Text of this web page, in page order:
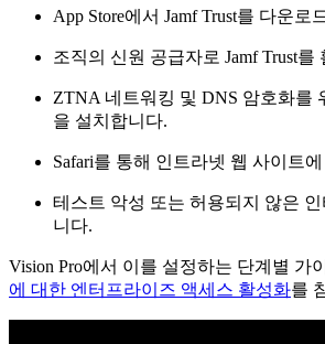
App Store에서 Jamf Trust를 다운로
조직의 신원 공급자로 Jamf Trust를
ZTNA 네트워킹 및 DNS 암호화를
을 설치합니다.
Safari를 통해 인트라넷 웹 사이트
테스트 악성 또는 허용되지 않은
니다.
Vision Pro에서 이를 설정하는 단계별 가
에 대한 엔터프라이즈 액세스 활성화를